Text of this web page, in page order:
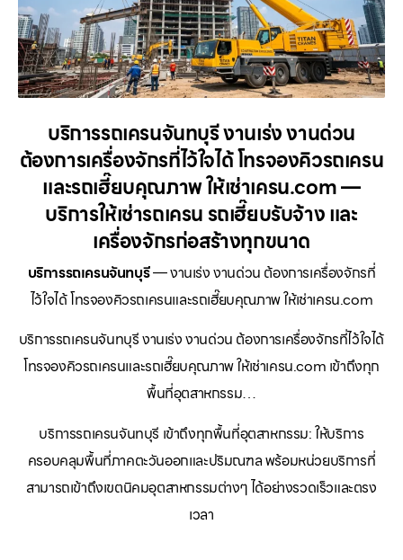
บริการรถเครนจันทบุรี งานเร่ง งานด่วน
ต้องการเครื่องจักรที่ไว้ใจได้ โทรจองคิวรถเครน
และรถเฮี๊ยบคุณภาพ ให้เช่าเครน.com —
บริการให้เช่ารถเครน รถเฮี๊ยบรับจ้าง และ
เครื่องจักรก่อสร้างทุกขนาด
บริการรถเครนจันทบุรี— งานเร่ง งานด่วน ต้องการเครื่องจักรที่
ไว้ใจได้ โทรจองคิวรถเครนและรถเฮี๊ยบคุณภาพ ให้เช่าเครน.com
บริการรถเครนจันทบุรี งานเร่ง งานด่วน ต้องการเครื่องจักรที่ไว้ใจได้
โทรจองคิวรถเครนและรถเฮี๊ยบคุณภาพ ให้เช่าเครน.com เข้าถึงทุก
พื้นที่อุตสาหกรรม…
บริการรถเครนจันทบุรี เข้าถึงทุกพื้นที่อุตสาหกรรม: ให้บริการ
ครอบคลุมพื้นที่ภาคตะวันออกและปริมณฑล พร้อมหน่วยบริการที่
สามารถเข้าถึงเขตนิคมอุตสาหกรรมต่างๆ ได้อย่างรวดเร็วและตรง
เวลา